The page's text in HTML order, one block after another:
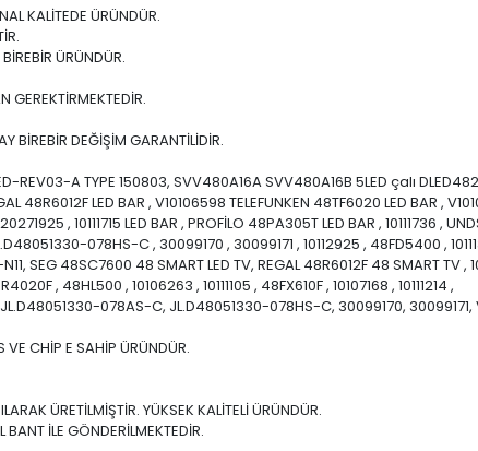
KALİTEDE ÜRÜNDÜR.
ÜRÜNDÜR.
GEREKTİRMEKTEDİR.
BİREBİR DEĞİŞİM GARANTİLİDİR.
REV03-A TYPE 150803, SVV480A16A SVV480A16B 5LED çalı
48R6012F LED BAR , V10106598 TELEFUNKEN 48TF6020 LED BAR ,
, 10111715 LED BAR , PROFİLO 48PA305T LED BAR , 10111736 ,
078HS-C , 30099170 , 30099171 , 10112925 , 48FD5400 ,
SEG 48SC7600 48 SMART LED TV, REGAL 48R6012F 48 SMART TV ,
, 48HL500 , 10106263 , 10111105 , 48FX610F , 10107168 , 10111214 ,
078AS-C, JL.D48051330-078HS-C, 30099170,
CHİP E SAHİP ÜRÜNDÜR.
ÜRETİLMİŞTİR. YÜKSEK KALİTELİ ÜRÜNDÜR.
İLE GÖNDERİLMEKTEDİR.